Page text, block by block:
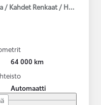
/ Kahdet Renkaat /
64 000 km
Automaatti